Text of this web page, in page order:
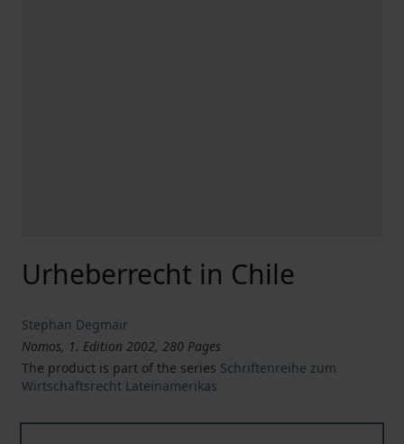
Urheberrecht in Chile
Stephan Degmair
Nomos, 1. Edition 2002, 280 Pages
The product is part of the series Schriftenreihe zum
Wirtschaftsrecht Lateinamerikas